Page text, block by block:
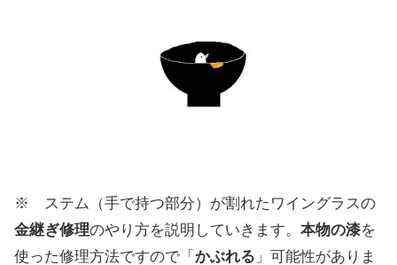
※ ステム（手で持つ部分）が割れたワイングラスの
金継ぎ修理のやり方を説明していきます。 本物の漆を
使った修理方法ですので「 かぶれる 」可能性がありま